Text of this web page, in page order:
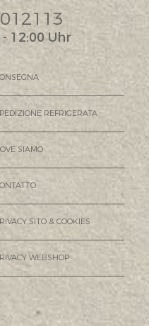
12:00 Uhr
REFRIGERATA
SIAMO
SITO & COOKIES
WEBSHOP